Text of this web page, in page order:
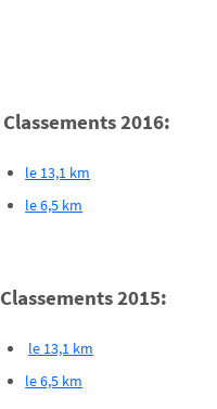
Classements 2016:
le 13,1 km
le 6,5 km
Classements 2015:
le 13,1 km
le 6,5 km